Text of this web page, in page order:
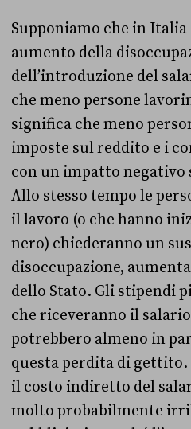
Supponiamo che in
aumento della
dell’introduzione del
che meno persone
significa che meno
imposte sul reddito e i
con un impatto
Allo stesso tempo le
il lavoro (o che hanno
nero) chiederanno un
disoccupazione,
dello Stato. Gli stipendi
che riceveranno il
potrebbero almeno in
questa perdita di gettito.
il costo indiretto del
molto probabilmente